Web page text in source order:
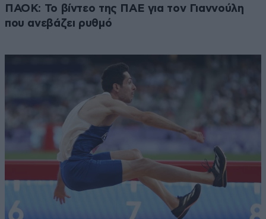
ΠΑΟΚ: Το βίντεο της ΠΑΕ για τον Γιαννούλη
που ανεβάζει ρυθμό